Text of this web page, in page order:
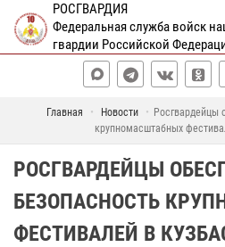
РОСГВАРДИЯ
Федеральная служба войск
гвардии Российской
Главная Новости
Росгвардейцы
крупномасштабных
РОСГВАРДЕЙЦЫ
БЕЗОПАСНОСТЬ
ФЕСТИВАЛЕЙ В